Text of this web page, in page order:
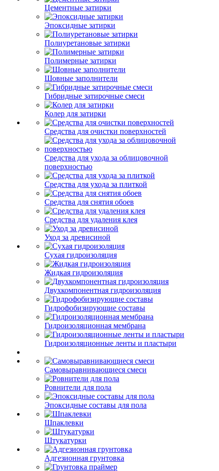
Цементные затирки
Эпоксидные затирки
Полиуретановые затирки
Полимерные затирки
Шовные заполнители
Гибридные затирочные смеси
Колер для затирки
Средства для очистки поверхностей
Средства для ухода за облицовочной
поверхностью
Средства для ухода за плиткой
Средства для снятия обоев
Средства для удаления клея
Уход за древисиной
Сухая гидроизоляция
Жидкая гидроизоляция
Двухкомпонентная гидроизоляция
Гидрофобизирующие составы
Гидроизоляционная мембрана
Гидроизоляционные ленты и пластыри
Самовыравнивающиеся смеси
Ровнители для пола
Эпоксидные составы для пола
Шпаклевки
Штукатурки
Адгезионная грунтовка